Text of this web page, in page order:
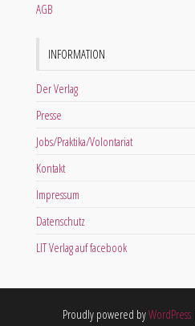
AGB
INFORMATION
Der Verlag
Presse
Jobs/Praktika/Volontariat
Kontakt
Impressum
Datenschutz
LIT Verlag auf facebook
Proudly powered byWordPress